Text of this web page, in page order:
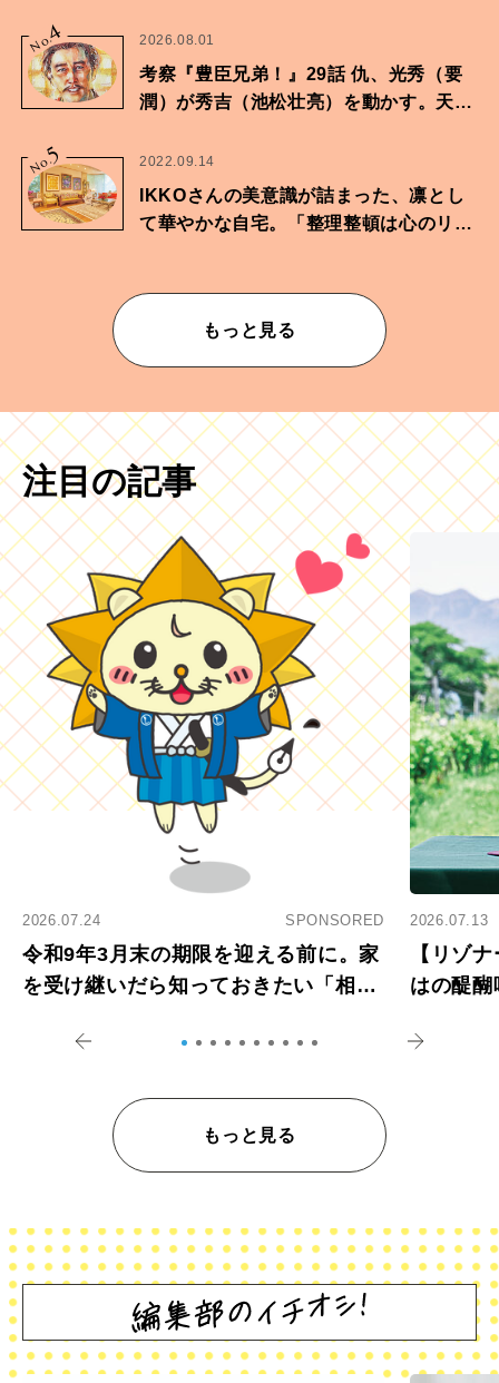
No.
4 2026.08.01
考察『豊臣兄弟！』29話 仇、光秀（要
潤）が秀吉（池松壮亮）を動かす。天下
No.
5 2022.09.14
IKKOさんの美意識が詰まった、凛とし
て華やかな自宅。「整理整頓は心のリズ
もっと見る
注目の記事
2026.07.24 SPONSORED
令和9年3月末の期限を迎える前に。家
を受け継いだら知っておきたい「相続
2026.07.13
【リゾ
はの醍
もっと見る